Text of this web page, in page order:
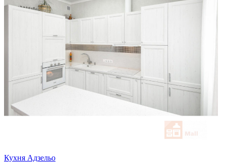
Кухня Адзельо